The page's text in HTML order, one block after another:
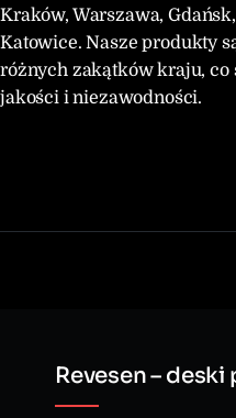
Kraków, Warszawa,
Katowice. Nasze produkty
różnych zakątków kraju,
jakości i niezawodności.
Revesen –